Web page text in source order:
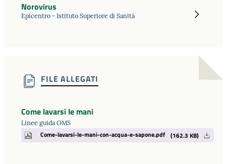
Norovirus
Epicentro - Istituto Superiore di Sanità
FILE ALLEGATI
Come lavarsi le mani
Linee guida OMS
Come-lavarsi-le-mani-con-acqua-e-sapone.pdf (162.3 KB)